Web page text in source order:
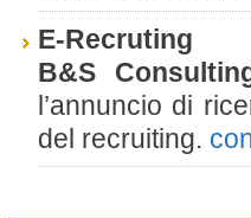
E-Recruting
B&S
l’annuncio di
del recruiting.